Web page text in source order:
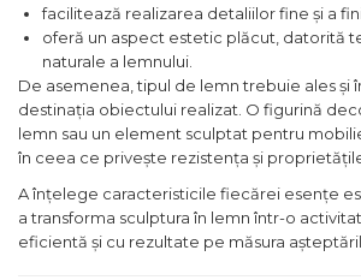
Pat Mobil Auto
Cric Hidraulic
Set / trusa chei tubulare
Chei Tubulare
Multimetru Digital
Bara Tractare Auto
Canistre benzina
facilitează realizarea detaliilor fine și a
oferă un aspect estetic plăcut, datorită
naturale a lemnului.
De asemenea, tipul de lemn trebuie ales și
destinația obiectului realizat. O figurină
lemn sau un element sculptat pentru
în ceea ce privește rezistența și
A înțelege caracteristicile fiecărei esențe
a transforma sculptura în lemn într-o
eficientă și cu rezultate pe măsura